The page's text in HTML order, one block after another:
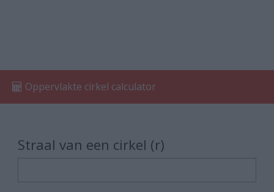
Oppervlakte cirkel calculator
Straal van een cirkel (r)